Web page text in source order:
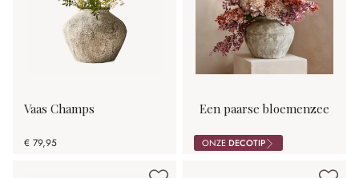
Vaas Champs
€ 79,95 ONZEDECOTIP
Een paarse bloemenzee